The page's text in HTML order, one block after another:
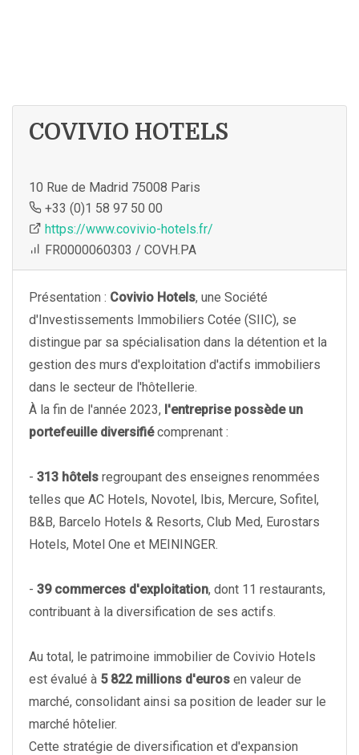
COVIVIO HOTELS
10 Rue de Madrid 75008 Paris
+33 (0)1 58 97 50 00
https://www.covivio-hotels.fr/
FR0000060303 / COVH.PA
Présentation : Covivio Hotels, une Société
d'Investissements Immobiliers Cotée (SIIC), se
distingue par sa spécialisation dans la détention et la
gestion des murs d'exploitation d'actifs immobiliers
dans le secteur de l'hôtellerie.
À la fin de l'année 2023, l'entreprise possède un
portefeuille diversifiécomprenant :
- 313 hôtels regroupant des enseignes renommées
telles que AC Hotels, Novotel, Ibis, Mercure, Sofitel,
B&B, Barcelo Hotels & Resorts, Club Med, Eurostars
Hotels, Motel One et MEININGER.
- 39 commerces d'exploitation, dont 11 restaurants,
contribuant à la diversification de ses actifs.
Au total, le patrimoine immobilier de Covivio Hotels
est évalué à 5 822 millions d'euros en valeur de
marché, consolidant ainsi sa position de leader sur le
marché hôtelier.
Cette stratégie de diversification et d'expansion